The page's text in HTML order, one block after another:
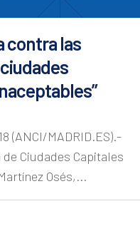
contra las
(ANCI/MADRID.ES).-
Ciudades Capitales
Osés,...